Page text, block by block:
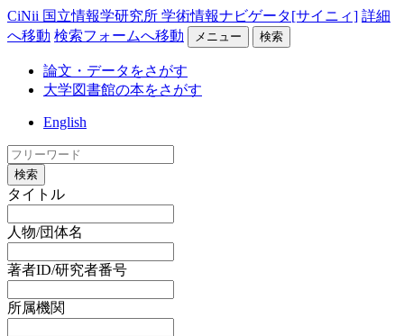
CiNii 国立情報学研究所 学術情報ナビゲータ[サイニィ] 詳細
へ移動 検索フォームへ移動 メニュー 検索
論文・データをさがす
大学図書館の本をさがす
English
検索
タイトル
人物/団体名
著者ID/研究者番号
所属機関